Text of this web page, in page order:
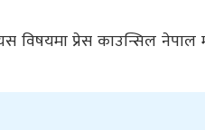
विषयमा प्रेस काउन्सिल नेपाल